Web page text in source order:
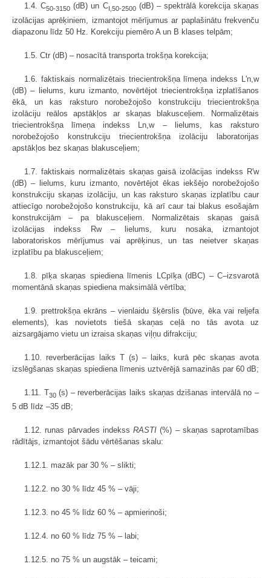
1.4. C50-3150 (dB) un CI,50-2500 (dB) – spektrālā korekcija skaņas
izolācijas aprēķiniem, izmantojot mērījumus ar paplašinātu frekvenču
diapazonu līdz 50 Hz. Korekciju piemēro A un B klases telpām;
1.5. Ctr (dB) – nosacītā transporta trokšņa korekcija;
1.6. faktiskais normalizētais triecientrokšņa līmeņa indekss L'n,w
(dB) – lielums, kuru izmanto, novērtējot triecientrokšņa izplatīšanos
ēkā, un kas raksturo norobežojošo konstrukciju triecientrokšņa
izolāciju reālos apstākļos ar skaņas blakusceļiem. Normalizētais
triecientrokšņa līmeņa indekss Ln,w – lielums, kas raksturo
norobežojošo konstrukciju triecientrokšņa izolāciju laboratorijas
apstākļos bez skaņas blakusceļiem;
1.7. faktiskais normalizētais skaņas gaisā izolācijas indekss R'w
(dB) – lielums, kuru izmanto, novērtējot ēkas iekšējo norobežojošo
konstrukciju skaņas izolāciju, un kas raksturo skaņas izplatību caur
attiecīgo norobežojošo konstrukciju, kā arī caur tai blakus esošajām
konstrukcijām – pa blakusceļiem. Normalizētais skaņas gaisā
izolācijas indekss Rw – lielums, kuru nosaka, izmantojot
laboratoriskos mērījumus vai aprēķinus, un tas neietver skaņas
izplatību pa blakusceļiem;
1.8. pīķa skaņas spiediena līmenis LCpīķa (dBC) – C–izsvarotā
momentānā skaņas spiediena maksimālā vērtība;
1.9. prettrokšņa ekrāns – vienlaidu šķērslis (būve, ēka vai reljefa
elements), kas novietots tiešā skaņas ceļā no tās avota uz
aizsargājamo vietu un izraisa skaņas viļņu difrakciju;
1.10. reverberācijas laiks T (s) – laiks, kurā pēc skaņas avota
izslēgšanas skaņas spiediena līmenis uztvērējā samazinās par 60 dB;
1.11. T30(s) – reverberācijas laiks skaņas dzišanas intervālā no –
5 dB līdz –35 dB;
1.12. runas pārvades indekss RASTI (%) – skaņas saprotamības
rādītājs, izmantojot šādu vērtēšanas skalu:
1.12.1. mazāk par 30 % – slikti;
1.12.2. no 30 % līdz 45 % – vāji;
1.12.3. no 45 % līdz 60 % – apmierinoši;
1.12.4. no 60 % līdz 75 % – labi;
1.12.5. no 75 % un augstāk – teicami;